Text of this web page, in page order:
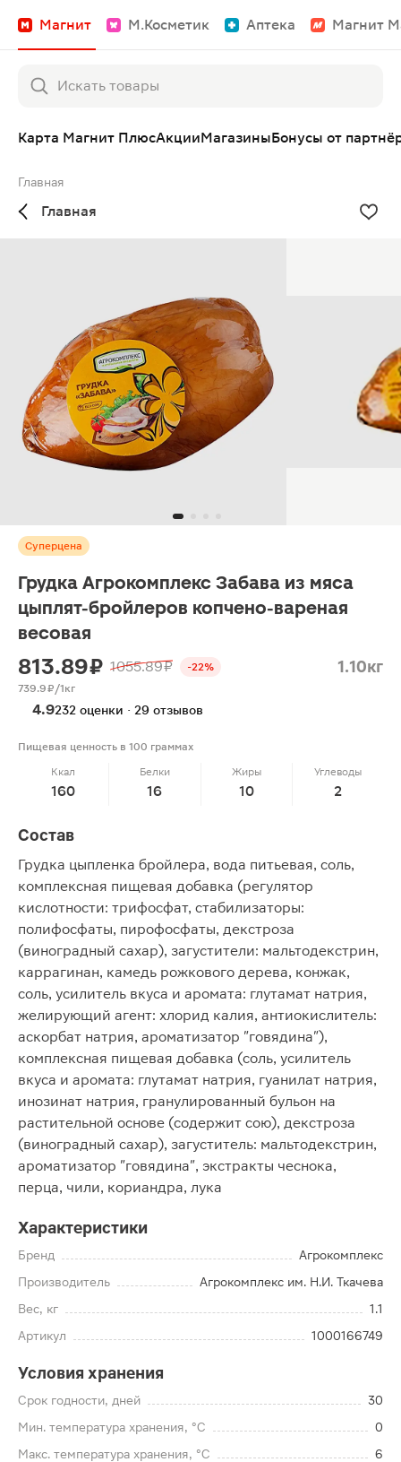
Магнит М.Косметик Аптека Магнит
Карта Магнит ПлюсАкцииМагазиныБонусы от
Главная
Главная
Суперцена
Грудка Агрокомплекс Забава из мяса
цыплят-бройлеров копчено-вареная
весовая
813.89 ₽ 1055.89 ₽ -22% 1.10кг
739.9 ₽/1кг
4.9232 оценки · 29 отзывов
Пищевая ценность в 100 граммах
Ккал
160
Белки
16
Жиры
10
Углеводы
2
Состав
Грудка цыпленка бройлера, вода питьевая, соль,
комплексная пищевая добавка (регулятор
кислотности: трифосфат, стабилизаторы:
полифосфаты, пирофосфаты, декстроза
(виноградный сахар), загустители: мальтодекстрин,
каррагинан, камедь рожкового дерева, конжак,
соль, усилитель вкуса и аромата: глутамат натрия,
желирующий агент: хлорид калия, антиокислитель:
аскорбат натрия, ароматизатор "говядина"),
комплексная пищевая добавка (соль, усилитель
вкуса и аромата: глутамат натрия, гуанилат натрия,
инозинат натрия, гранулированный бульон на
растительной основе (содержит сою), декстроза
(виноградный сахар), загуститель: мальтодекстрин,
ароматизатор "говядина", экстракты чеснока,
перца, чили, кориандра, лука
Характеристики
Бренд
Агрокомплекс
Производитель
Агрокомплекс им. Н.И. Ткачева
Вес, кг
1.1
Артикул
1000166749
Условия хранения
Срок годности, дней
30
Мин. температура хранения, °C
0
Макс. температура хранения, °C
6